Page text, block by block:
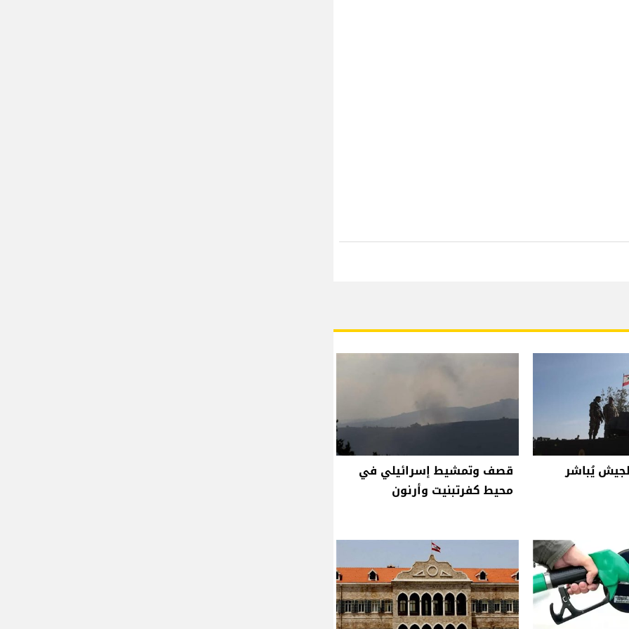
يُباشر
قصف وتمشيط إسرائيلي في
محيط كفرتبنيت وأرنون